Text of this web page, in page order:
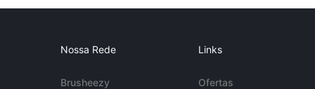
Nossa Rede
Brusheezy
Links
Ofertas